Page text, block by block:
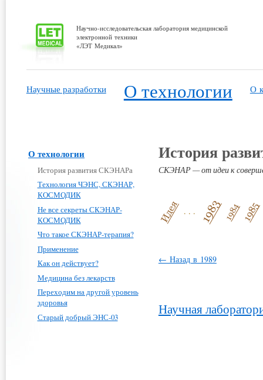
Научно-исследовательская лаборатория медицинской
электронной техники
«ЛЭТ Медикал»
Научные разработки О технологии О
О технологии
История развития СКЭНАРа
Технология ЧЭНС, СКЭНАР,
КОСМОДИК
Не все секреты СКЭНАР-
КОСМОДИК
Что такое СКЭНАР-терапия?
Применение
Как он действует?
Медицина без лекарств
Переходим на другой уровень
здоровья
Старый добрый ЭНС-03
История
СКЭНАР — от идеи к
. . .
← Назад в 1989
Научная